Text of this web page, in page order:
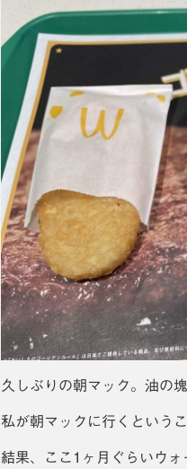
久しぶりの朝マック。油の塊
私が朝マックに行くという
結果、ここ1ヶ月ぐらいウ